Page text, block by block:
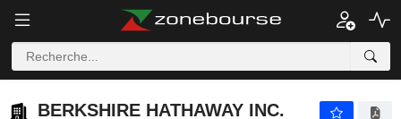
BERKSHIRE HATHAWAY INC.